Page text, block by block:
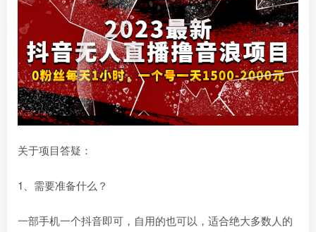
关于项目答疑：
1、需要准备什么？
一部手机一个抖音即可，自用的也可以，适合绝大多数人的